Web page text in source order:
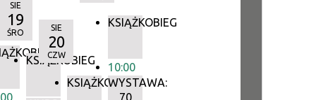
SIE
19
ŚRO
KSIĄŻKOBIEG
SIE
20
CZW
KSIĄŻKOBIEG
KSIĄŻKOBIEG
10:00
WYSTAWA:
70